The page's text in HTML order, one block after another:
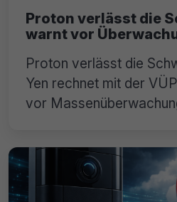
Proton verlässt die
warnt vor
Proton verlässt die
Yen rechnet mit der
vor